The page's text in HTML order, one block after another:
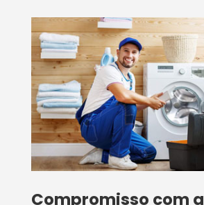
Compromisso com a